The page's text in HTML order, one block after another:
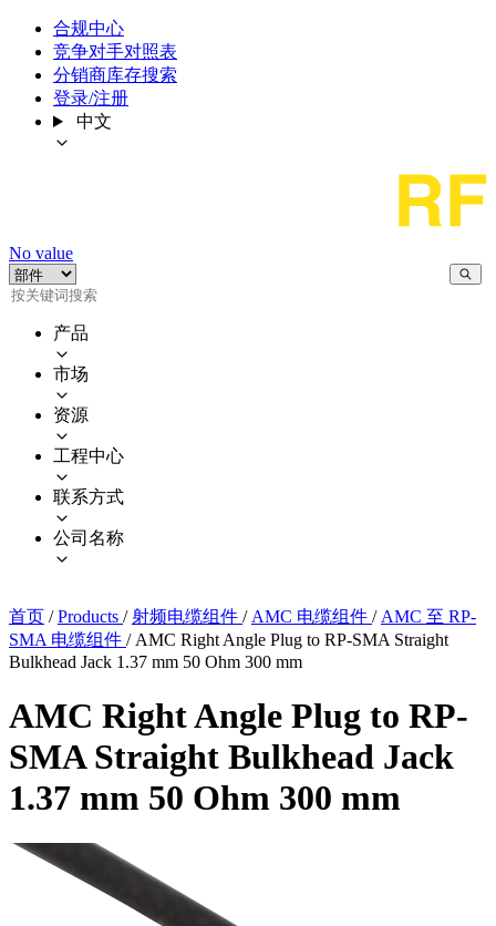
合规中心
竞争对手对照表
分销商库存搜索
登录/注册
中文
No value
产品
市场
资源
工程中心
联系方式
公司名称
首页 / Products / 射频电缆组件 / AMC 电缆组件 / AMC 至 RP-
SMA 电缆组件 / AMC Right Angle Plug to RP-SMA Straight
Bulkhead Jack 1.37 mm 50 Ohm 300 mm
AMC Right Angle Plug to RP-
SMA Straight Bulkhead Jack
1.37 mm 50 Ohm 300 mm